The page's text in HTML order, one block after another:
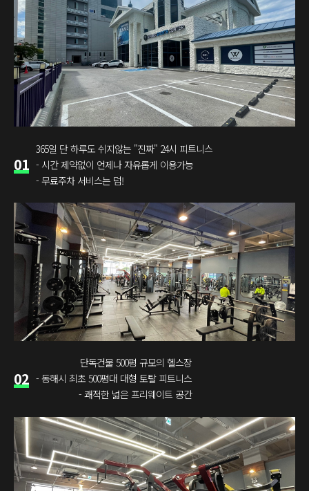
01
365일 단 하루도 쉬지않는 "진짜" 24시 피트니스
- 시간 제약없이 언제나 자유롭게 이용가능
- 무료주차 서비스는 덤!
02
단독건물 500평 규모의 헬스장
- 동해시 최초 500평대 대형 토탈 피트니스
- 쾌적한 넓은 프리웨이트 공간